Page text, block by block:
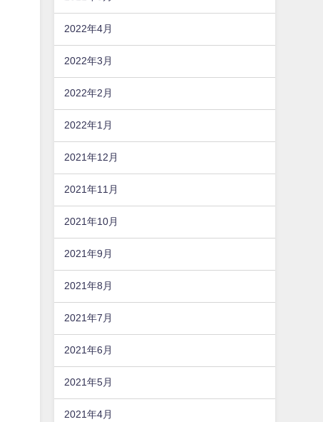
2022年4月
2022年3月
2022年2月
2022年1月
2021年12月
2021年11月
2021年10月
2021年9月
2021年8月
2021年7月
2021年6月
2021年5月
2021年4月